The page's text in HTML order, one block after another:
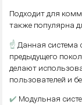
Подходит для
также популярна
☝️ Данная система
предыдущего
делают
пользователей и
✔️ Модульная